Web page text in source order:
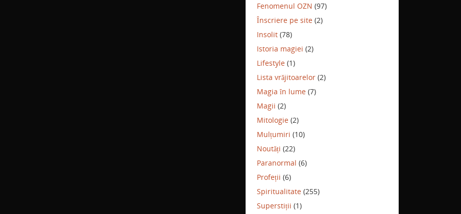
Fenomenul OZN (97)
Înscriere pe site (2)
Insolit (78)
Istoria magiei (2)
Lifestyle (1)
Lista vrăjitoarelor (2)
Magia în lume (7)
Magii (2)
Mitologie (2)
Mulțumiri (10)
Noutăți (22)
Paranormal (6)
Profeții (6)
Spiritualitate (255)
Superstiții (1)